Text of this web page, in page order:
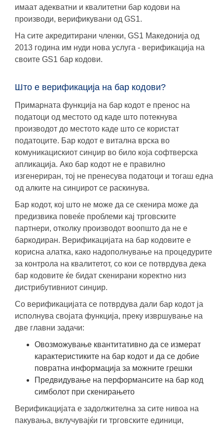
имаат aдекватни и квалитетни бар кодови на
производи, верификувани од GS1.
На сите акредитирани членки, GS1 Македонија од
2013 година им нуди нова услуга - верификација на
своите GS1 бар кодови.
Што е верификација на бар кодови?
Примарната функција на бар кодот е пренос на
податоци од местото од каде што потекнува
производот до местото каде што се користат
податоците. Бар кодот е витална врска во
комуникацискиот синџир во било која софтверска
апликација. Ако бар кодот не е правилно
изгенериран, тој не пренесува податоци и тогаш една
од алките на синџирот се раскинува.
Бар кодот, кој што не може да се скенира може да
предизвика повеќе проблеми кај трговските
партнери, отколку производот воопшто да не е
баркодиран. Верификацијата на бар кодовите е
корисна алатка, како надополнување на процедурите
за контрола на квалитетот, со кои се потврдува дека
бар кодовите ќе бидат скенирани коректно низ
дистрибутивниот синџир.
Со верификацијата се потврдува дали бар кодот ја
исполнува својата функција, преку извршување на
две главни задачи:
Овозможување квантитативно да се измерат
карактеристиките на бар кодот и да се добие
повратна информација за можните грешки
Предвидување на перформансите на бар код
симболот при скенирањето
Верификацијата е задолжителна за сите нивоа на
пакувања, вклучувајќи ги трговските единици,